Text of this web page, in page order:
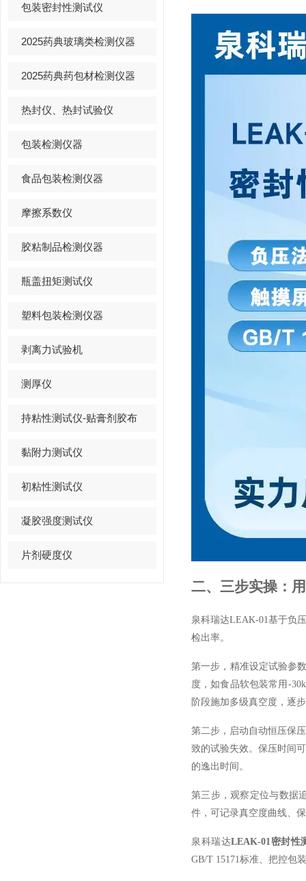
包装密封性测试仪
2025药典玻璃类检测仪器
2025药典药包材检测仪器
热封仪、热封试验仪
包装检测仪器
食品包装检测仪器
摩擦系数仪
胶粘制品检测仪器
瓶盖扭矩测试仪
塑料包装检测仪器
剥离力试验机
测厚仪
持粘性测试仪-贴膏剂胶布
黏附力测试仪
初粘性测试仪
凝胶强度测试仪
片剂硬度仪
二、三步实操：
泉科瑞达LEAK-01基于负
检出率。
第一步，精准设定试验参
度，如食品软包装常用-
阶段施加多级真空度，逐
第二步，启动自动恒压保
致的试验失效。保压时间
的逸出时间。
第三步，观察定位与数据
件，可记录真空度曲线、
泉科瑞达LEAK-01密封性
GB/T 15171标准、把控包